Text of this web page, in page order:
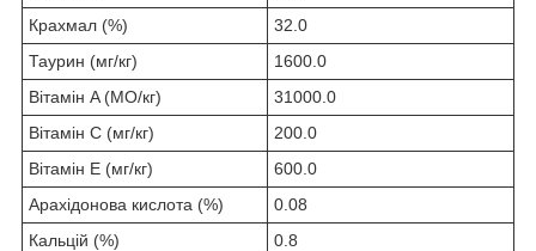
Крахмал (%)
32.0
Таурин (мг/кг)
1600.0
Вітамін A (МО/кг)
31000.0
Вітамін C (мг/кг)
200.0
Вітамін E (мг/кг)
600.0
Арахідонова кислота (%)
0.08
Кальцій (%)
0.8